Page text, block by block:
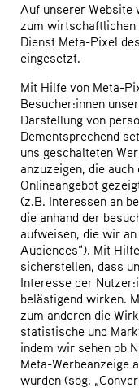
Auf unserer Website
zum wirtschaftlichen
Dienst Meta-Pixel
eingesetzt.
Mit Hilfe von Meta-
Besucher:innen
Darstellung von
Dementsprechend
uns geschalteten
anzuzeigen, die
Onlineangebot
(z.B. Interessen an
die anhand der
aufweisen, die wir
Audiences“). Mit
sicherstellen, dass
Interesse der
belästigend wirken.
zum anderen die
statistische und
indem wir sehen ob
Meta-Werbeanzeige
wurden (sog.